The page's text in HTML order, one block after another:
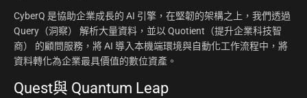
CyberQ 是協助企業成長的 AI 引擎，在堅韌的架構之上，我們透過
Query（洞察） 解析大量資料，並以 Quotient（提升企業科技智
商） 的顧問服務，將 AI 導入本機端環境與自動化工作流程中，將
資料轉化為企業最具價值的數位資產。
Quest與 Quantum Leap